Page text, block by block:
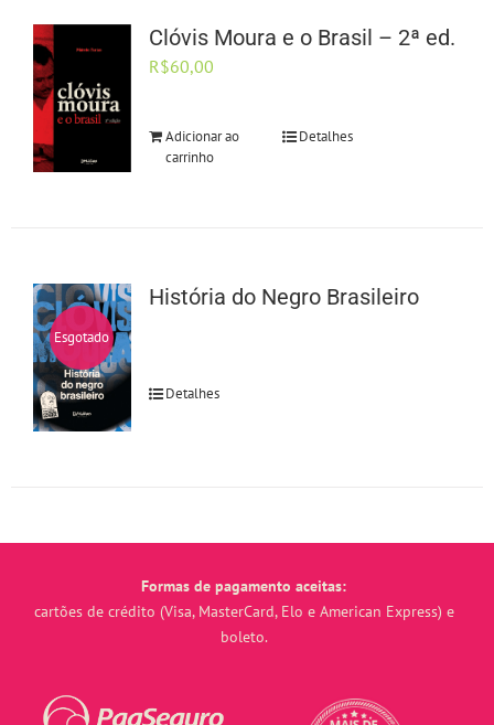
Clóvis Moura e o Brasil – 2ª ed.
R$60,00
Adicionar ao
carrinho
Detalhes
Esgotado
História do Negro Brasileiro
Detalhes
Formas de pagamento aceitas:
cartões de crédito (Visa, MasterCard, Elo e American Express) e
boleto.